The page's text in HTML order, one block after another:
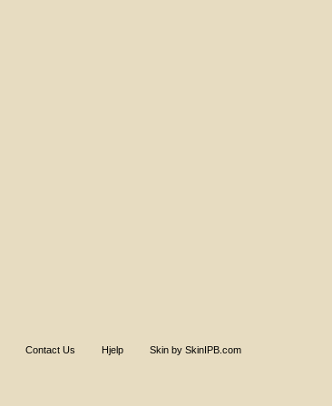
Contact Us Hjelp Skin by SkinIPB.com